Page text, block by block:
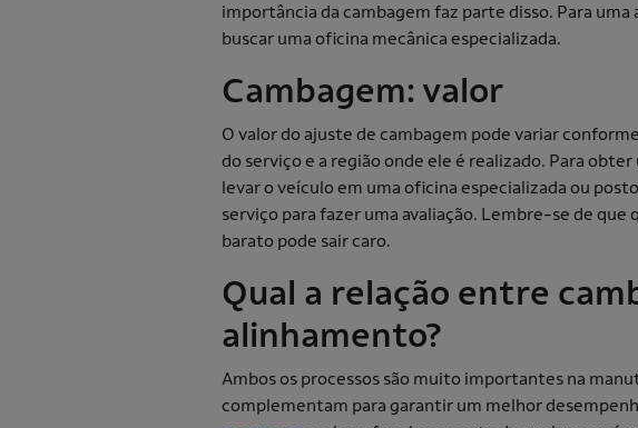
importância da cambagem faz parte disso. Para uma
buscar uma oficina mecânica especializada.
Cambagem: valor
O valor do ajuste de cambagem pode variar
do serviço e a região onde ele é realizado. Para
levar o veículo em uma oficina especializada ou
serviço para fazer uma avaliação. Lembre-se de que
barato pode sair caro.
Qual a relação entre
alinhamento?
Ambos os processos são muito importantes na
complementam para garantir um melhor